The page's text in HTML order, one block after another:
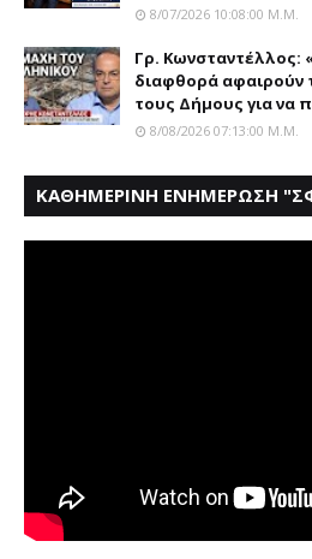
8/07/2026 10:08:00 Μ.μ.
Γρ. Κωνσταντέλλος:
διαφθορά αφαιρούν
τους Δήμους για να
8/08/2026 07:13:00 Μ.μ.
ΚΑΘΗΜΕΡΙΝΗ ΕΝΗΜΕΡΩΣΗ